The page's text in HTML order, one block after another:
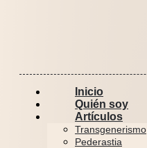
Inicio
Quién soy
Artículos
Transgenerismo
Pederastia